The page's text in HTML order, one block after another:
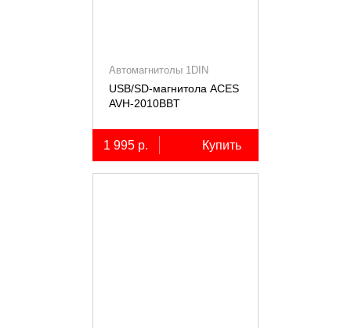
Автомагнитолы 1DIN
USB/SD-магнитола ACES
AVH-2010BBT
1 995 р. Купить